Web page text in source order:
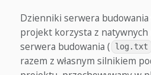
Dzienniki serwera
projekt korzysta z
serwera budowania (
log.txt
razem z własnym silnikiem